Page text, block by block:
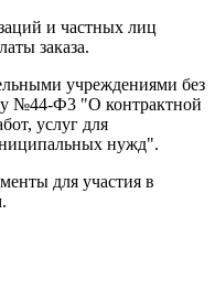
и частных лиц
заказа.
учреждениями без
№44-Ф3 "О контрактной
услуг для
нужд".
для участия в